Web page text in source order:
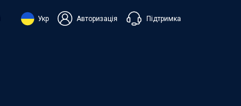
Укр Авторизація Підтримка